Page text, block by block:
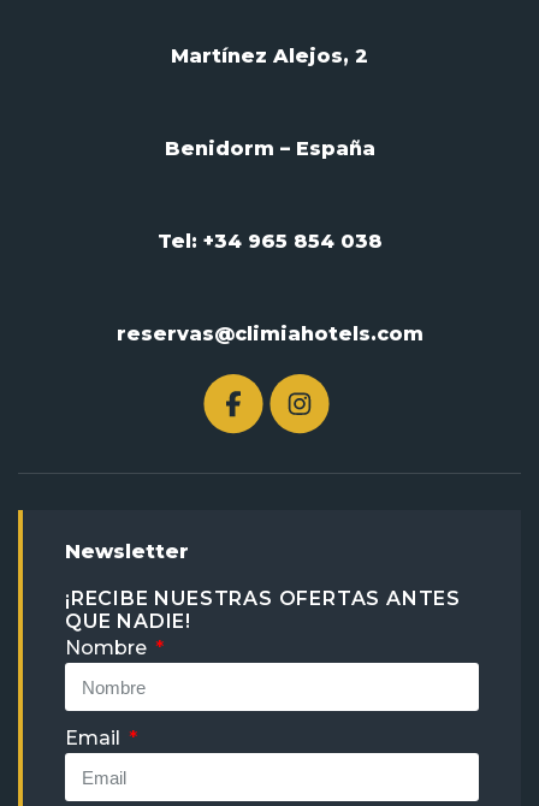
Martínez Alejos, 2
Benidorm – España
Tel: +34 965 854 038
reservas@climiahotels.com
Newsletter
¡RECIBE NUESTRAS OFERTAS ANTES
QUE NADIE!
Nombre
Email